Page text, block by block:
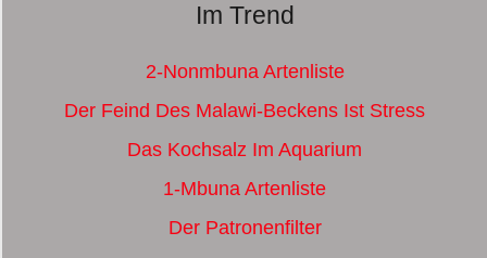
Im Trend
2-Nonmbuna Artenliste
Der Feind Des Malawi-Beckens Ist Stress
Das Kochsalz Im Aquarium
1-Mbuna Artenliste
Der Patronenfilter